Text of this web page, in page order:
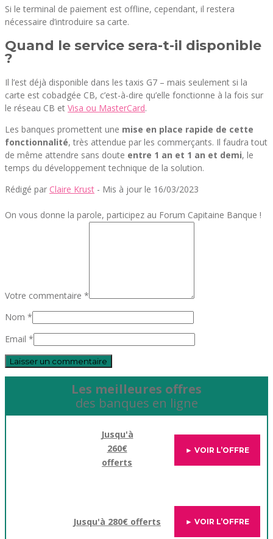
Si le terminal de paiement est offline, cependant, il restera
nécessaire d’introduire sa carte.
Quand le service sera-t-il disponible
?
Il l’est déjà disponible dans les taxis G7 – mais seulement si la
carte est cobadgée CB, c’est-à-dire qu’elle fonctionne à la fois sur
le réseau CB et Visa ou MasterCard.
Les banques promettent une mise en place rapide de cette
fonctionnalité, très attendue par les commerçants. Il faudra tout
de même attendre sans doute entre 1 an et 1 an et demi, le
temps du développement technique de la solution.
Rédigé par Claire Krust - Mis à jour le 16/03/2023
On vous donne la parole, participez au Forum Capitaine Banque !
Votre commentaire *
Nom *
Email *
Les meilleures offres
des banques en ligne
Jusqu'à
260€
offerts
► VOIR L’OFFRE
Jusqu'à 280€ offerts ► VOIR L’OFFRE